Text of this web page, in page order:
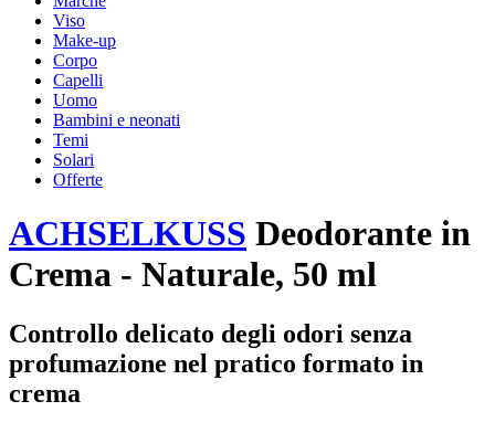
Viso
Make-up
Corpo
Capelli
Uomo
Bambini e neonati
Temi
Solari
Offerte
ACHSELKUSS Deodorante in
Crema - Naturale, 50 ml
Controllo delicato degli odori senza
profumazione nel pratico formato in
crema